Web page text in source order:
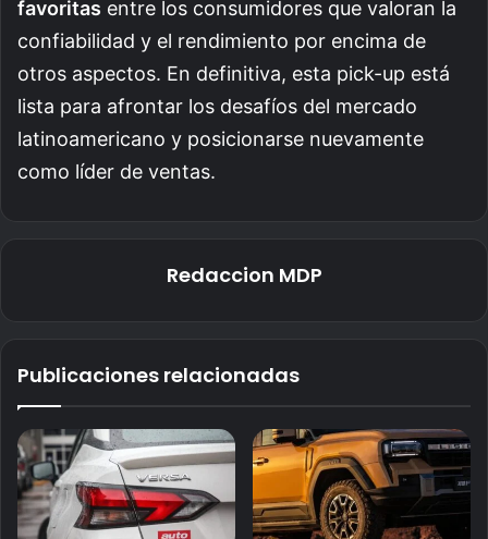
favoritas entre los consumidores que valoran la
confiabilidad y el rendimiento por encima de
otros aspectos. En definitiva, esta pick-up está
lista para afrontar los desafíos del mercado
latinoamericano y posicionarse nuevamente
como líder de ventas.
Redaccion MDP
Publicaciones relacionadas